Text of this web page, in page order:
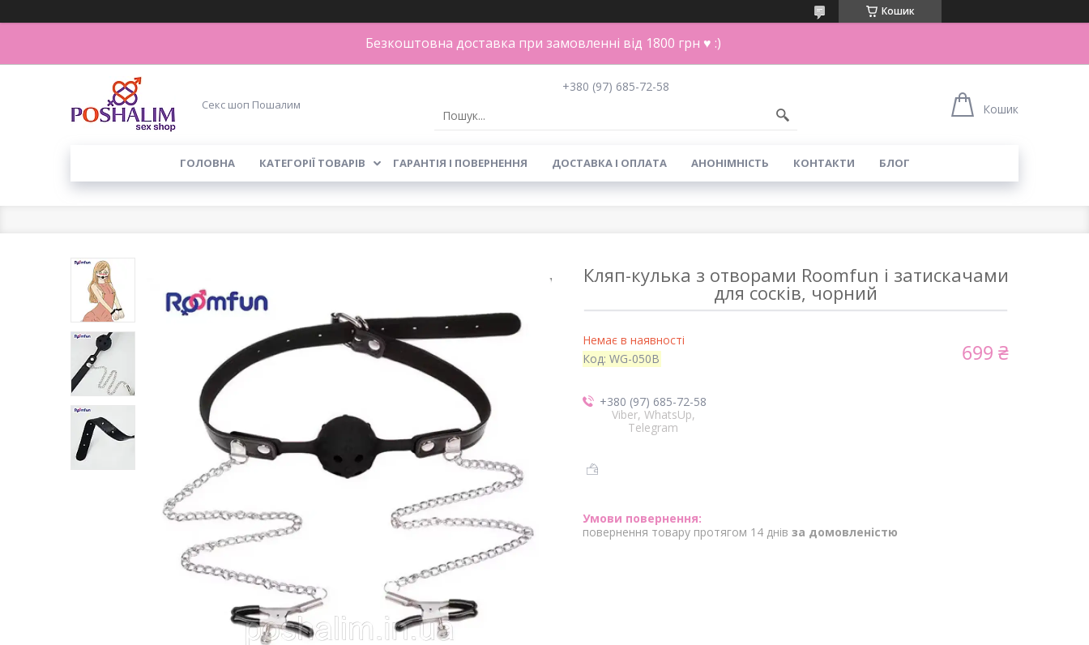
Кошик
Безкоштовна доставка при замовленні від 1800 грн ♥ :)
Секс шоп Пошалим
+380 (97) 685-72-58
Кошик
ГОЛОВНА КАТЕГОРІЇ ТОВАРІВ ГАРАНТІЯ І ПОВЕРНЕННЯ ДОСТАВКА І ОПЛАТА АНОНІМНІСТЬ КОНТАКТИ БЛОГ
Кляп-кулька з отворами Roomfun і затискачами
для сосків, чорний
Немає в наявності
Код: WG-050B 699 ₴
+380 (97) 685-72-58
Viber, WhatsUp,
Telegram
повернення товару протягом 14 днів за домовленістю